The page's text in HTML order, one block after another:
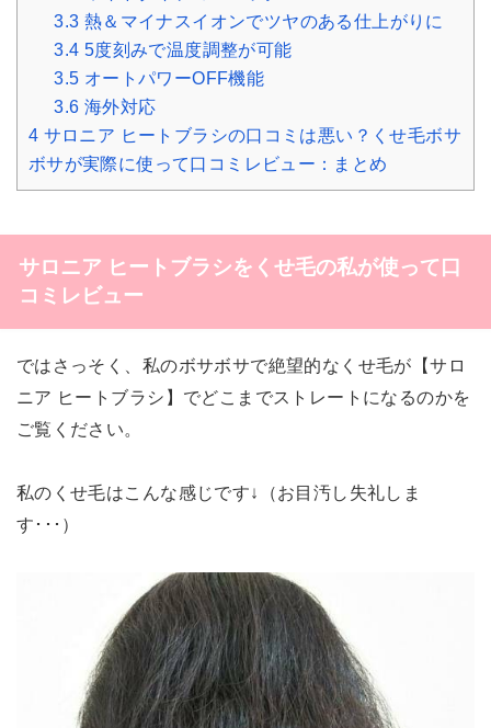
3.3 熱＆マイナスイオンでツヤのある仕上がりに
3.4 5度刻みで温度調整が可能
3.5 オートパワーOFF機能
3.6 海外対応
4 サロニア ヒートブラシの口コミは悪い？くせ毛ボサ
ボサが実際に使って口コミレビュー：まとめ
サロニア ヒートブラシをくせ毛の私が使って口
コミレビュー
ではさっそく、私のボサボサで絶望的なくせ毛が【サロ
ニア ヒートブラシ】でどこまでストレートになるのかを
ご覧ください。
私のくせ毛はこんな感じです↓（お目汚し失礼しま
す･･･）